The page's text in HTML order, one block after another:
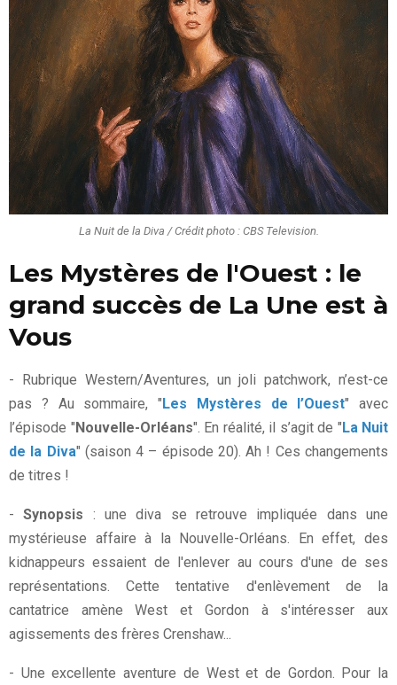
La Nuit de la Diva / Crédit photo : CBS Television.
Les Mystères de l'Ouest : le
grand succès de La Une est à
Vous
- Rubrique Western/Aventures, un joli patchwork, n’est-ce
pas ? Au sommaire, "Les Mystères de l’Ouest" avec
l’épisode "Nouvelle-Orléans". En réalité, il s’agit de "La Nuit
de la Diva" (saison 4 – épisode 20). Ah ! Ces changements
de titres !
-Synopsis : une diva se retrouve impliquée dans une
mystérieuse affaire à la Nouvelle-Orléans. En effet, des
kidnappeurs essaient de l'enlever au cours d'une de ses
représentations. Cette tentative d'enlèvement de la
cantatrice amène West et Gordon à s'intéresser aux
agissements des frères Crenshaw...
- Une excellente aventure de West et de Gordon. Pour la